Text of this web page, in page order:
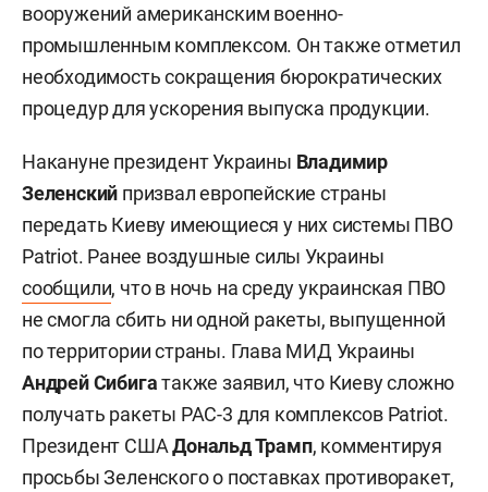
вооружений американским военно-
промышленным комплексом. Он также отметил
необходимость сокращения бюрократических
процедур для ускорения выпуска продукции.
Накануне президент Украины Владимир
Зеленский призвал европейские страны
передать Киеву имеющиеся у них системы ПВО
Patriot. Ранее воздушные силы Украины
сообщили, что в ночь на среду украинская ПВО
не смогла сбить ни одной ракеты, выпущенной
по территории страны. Глава МИД Украины
Андрей Сибигатакже заявил, что Киеву сложно
получать ракеты PAC-3 для комплексов Patriot.
Президент СШАДональд Трамп, комментируя
просьбы Зеленского о поставках противоракет,